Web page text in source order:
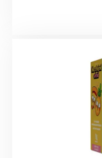
určitých písmen. Každé
postupne hovoria slová,
podávajú tikajúcu bombu.
Táto hra je nápomocná
dohodnúť, že platia iba
Dobble je vynikajúca
6 rokov. Hrať môžu dvaja
kariet s rôznymi
nich ide o rýchlosť a